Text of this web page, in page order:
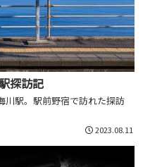
探訪記
川駅。駅前野宿で訪れた探訪
2023.08.11